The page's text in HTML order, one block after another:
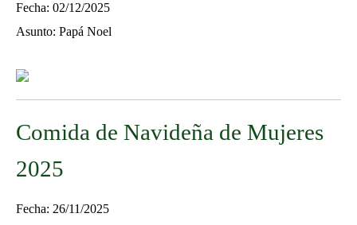
Fecha: 02/12/2025
Asunto: Papá Noel
Comida de Navideña de Mujeres
2025
Fecha: 26/11/2025